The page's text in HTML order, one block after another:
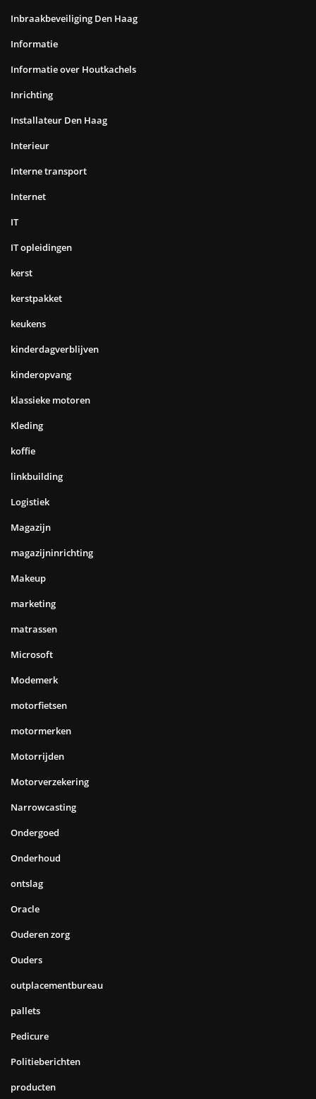
Inbraakbeveiliging Den Haag
Informatie
Informatie over Houtkachels
Inrichting
Installateur Den Haag
Interieur
Interne transport
Internet
IT
IT opleidingen
kerst
kerstpakket
keukens
kinderdagverblijven
kinderopvang
klassieke motoren
Kleding
koffie
linkbuilding
Logistiek
Magazijn
magazijninrichting
Makeup
marketing
matrassen
Microsoft
Modemerk
motorfietsen
motormerken
Motorrijden
Motorverzekering
Narrowcasting
Ondergoed
Onderhoud
ontslag
Oracle
Ouderen zorg
Ouders
outplacementbureau
pallets
Pedicure
Politieberichten
producten